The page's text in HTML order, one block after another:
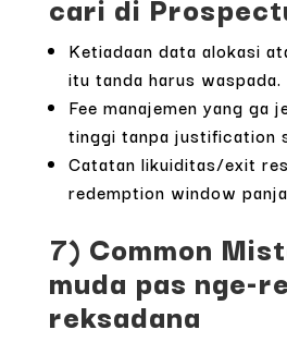
Ketiadaan data alokasi
itu tanda harus waspada.
Fee manajemen yang ga
tinggi tanpa justification
Catatan likuiditas/exit
redemption window
7) Common
muda pas nge-
reksadana